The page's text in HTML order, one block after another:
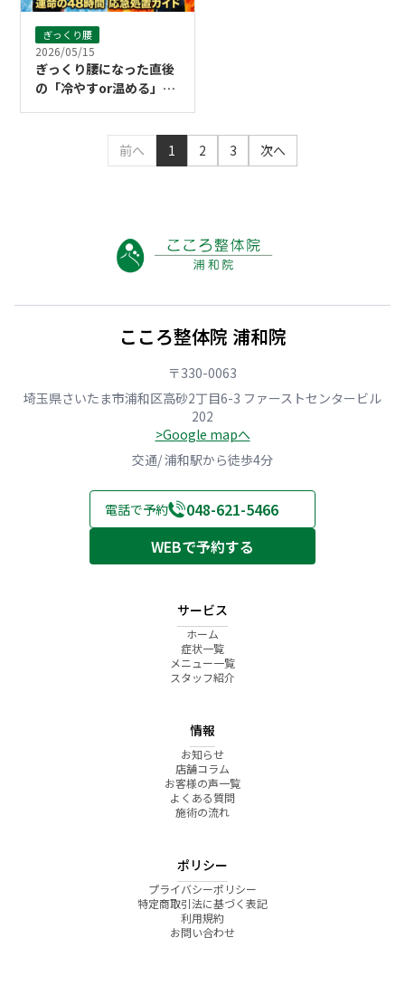
ぎっくり腰
2026/05/15
ぎっくり腰になった直後
の「冷やすor温める」正
前へ
1 2 3 次へ
こころ整体院 浦和院
〒330-0063
埼玉県さいたま市浦和区高砂2丁目6-3 ファーストセンタービル
202
>Google mapへ
交通/ 浦和駅から徒歩4分
電話で予約
048-621-5466
WEBで予約する
サービス
ホーム
症状一覧
メニュー一覧
スタッフ紹介
情報
お知らせ
店舗コラム
お客様の声一覧
よくある質問
施術の流れ
ポリシー
プライバシーポリシー
特定商取引法に基づく表記
利用規約
お問い合わせ